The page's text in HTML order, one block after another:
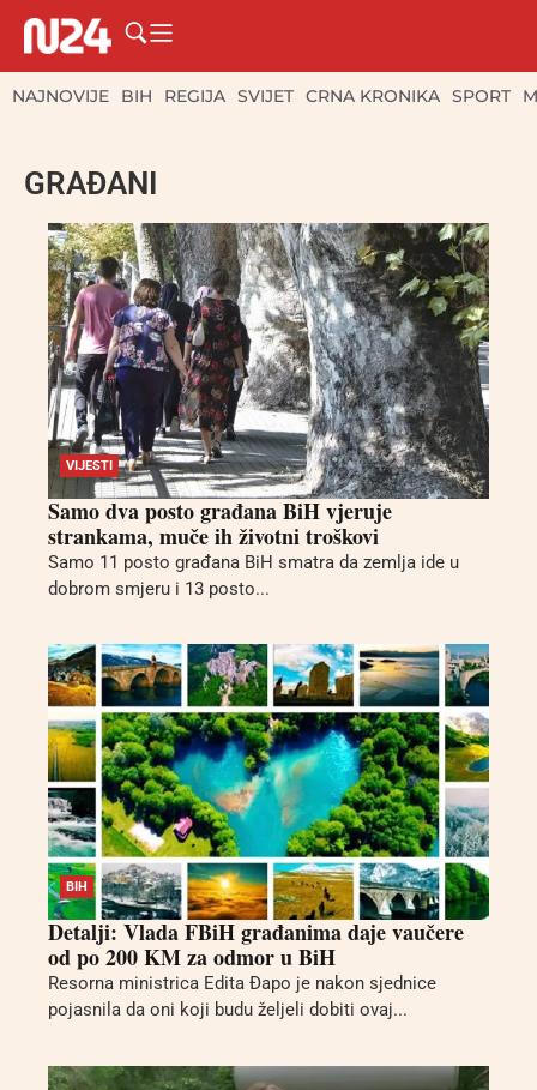
NAJNOVIJE BIH REGIJA SVIJET CRNA KRONIKA SPORT
GRAĐANI
VIJESTI
Samo dva posto građana BiH vjeruje
strankama, muče ih životni troškovi
Samo 11 posto građana BiH smatra da zemlja ide u
dobrom smjeru i 13 posto...
BIH
Detalji: Vlada FBiH građanima daje vaučere
od po 200 KM za odmor u BiH
Resorna ministrica Edita Đapo je nakon sjednice
pojasnila da oni koji budu željeli dobiti ovaj...